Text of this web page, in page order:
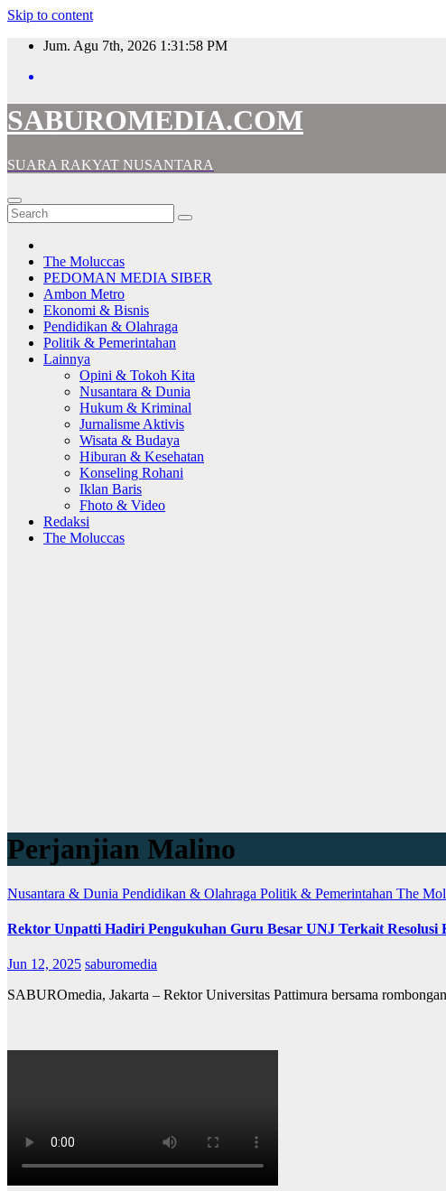
Skip to content
Jum. Agu 7th, 2026 1:31:59 PM
SABUROMEDIA.COM
SUARA RAKYAT NUSANTARA
The Moluccas
PEDOMAN MEDIA SIBER
Ambon Metro
Ekonomi & Bisnis
Pendidikan & Olahraga
Politik & Pemerintahan
Lainnya
Opini & Tokoh Kita
Nusantara & Dunia
Hukum & Kriminal
Jurnalisme Aktivis
Wisata & Budaya
Hiburan & Kesehatan
Konseling Rohani
Iklan Baris
Fhoto & Video
Redaksi
The Moluccas
Perjanjian Malino
Nusantara & Dunia Pendidikan & Olahraga Politik & Pemerintahan The
Rektor Unpatti Hadiri Pengukuhan Guru Besar UNJ Terkait Resolusi
Jun 12, 2025 saburomedia
SABUROmedia, Jakarta – Rektor Universitas Pattimura bersama